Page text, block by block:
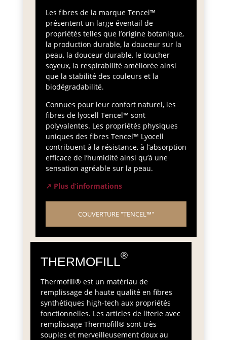
Les fibres de la marque Tencel™
présentent un large éventail de
propriétés telles que l’origine botanique,
la production durable, la douceur sur la
peau, la douceur durable, le toucher
soyeux, la respirabilité améliorée ainsi
que la stabilité des couleurs et la
biodégradabilité.
Connues pour leur confort naturel, les
fibres de lyocell Tencel™ sont
polyvalentes. Les propriétés physiques
uniques des fibres Tencel™ Lyocell
contribuent à la résistance, à l’absorption
efficace de l’humidité ainsi qu’à une
sensation agréable sur la peau.
↗ Plus d’informations
COUVERTURE "TENCEL™"
THERMOFILL®
Thermofill® est un matériau de
remplissage de haute qualité en fibres
synthétiques high-tech aux propriétés
fonctionnelles. Les articles de literie avec
remplissage Thermofill® sont très
souples et merveilleusement doux au